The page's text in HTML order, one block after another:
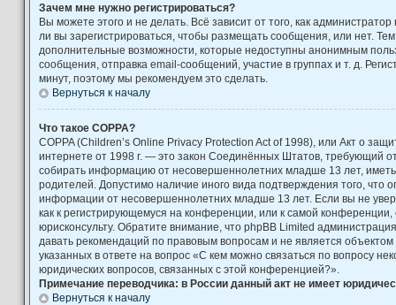
Зачем мне нужно регистрироваться?
Вы можете этого и не делать. Всё зависит от того, как
ли вы зарегистрироваться, чтобы размещать сообщения, или нет.
дополнительные возможности, которые недоступны анонимным
сообщения, отправка email-сообщений, участие в группах и т. д.
минут, поэтому мы рекомендуем это сделать.
Вернуться к началу
Что такое COPPA?
COPPA (Children’s Online Privacy Protection Act of 1998), или Акт о
интернете от 1998 г. — это закон Соединённых Штатов, требующий
собирать информацию от несовершеннолетних младше 13 лет, иметь
родителей. Допустимо наличие иного вида подтверждения того, что
информации от несовершеннолетних младше 13 лет. Если вы не
как к регистрирующемуся на конференции, или к самой
юрисконсульту. Обратите внимание, что phpBB Limited
давать рекомендаций по правовым вопросам и не является
указанных в ответе на вопрос «С кем можно связаться по вопросу
юридических вопросов, связанных с этой конференцией?».
Примечание переводчика: в России данный акт не имеет
Вернуться к началу